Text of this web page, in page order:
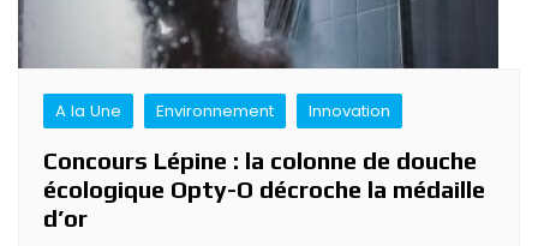
A la Une Environnement Innovation
Concours Lépine : la colonne de douche
écologique Opty-O décroche la médaille
d’or